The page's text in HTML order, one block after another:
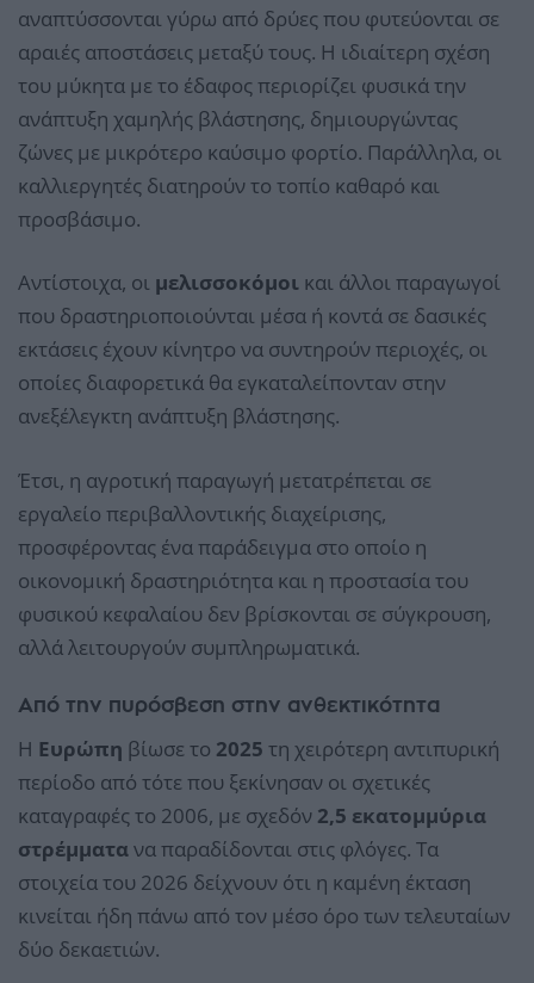
αναπτύσσονται γύρω από δρύες που φυτεύονται σε
αραιές αποστάσεις μεταξύ τους. Η ιδιαίτερη σχέση
του μύκητα με το έδαφος περιορίζει φυσικά την
ανάπτυξη χαμηλής βλάστησης, δημιουργώντας
ζώνες με μικρότερο καύσιμο φορτίο. Παράλληλα, οι
καλλιεργητές διατηρούν το τοπίο καθαρό και
προσβάσιμο.
Αντίστοιχα, οι μελισσοκόμοι και άλλοι παραγωγοί
που δραστηριοποιούνται μέσα ή κοντά σε δασικές
εκτάσεις έχουν κίνητρο να συντηρούν περιοχές, οι
οποίες διαφορετικά θα εγκαταλείπονταν στην
ανεξέλεγκτη ανάπτυξη βλάστησης.
Έτσι, η αγροτική παραγωγή μετατρέπεται σε
εργαλείο περιβαλλοντικής διαχείρισης,
προσφέροντας ένα παράδειγμα στο οποίο η
οικονομική δραστηριότητα και η προστασία του
φυσικού κεφαλαίου δεν βρίσκονται σε σύγκρουση,
αλλά λειτουργούν συμπληρωματικά.
Από την πυρόσβεση στην ανθεκτικότητα
Η Ευρώπη βίωσε το 2025 τη χειρότερη αντιπυρική
περίοδο από τότε που ξεκίνησαν οι σχετικές
καταγραφές το 2006, με σχεδόν 2,5 εκατομμύρια
στρέμματανα παραδίδονται στις φλόγες. Τα
στοιχεία του 2026 δείχνουν ότι η καμένη έκταση
κινείται ήδη πάνω από τον μέσο όρο των τελευταίων
δύο δεκαετιών.